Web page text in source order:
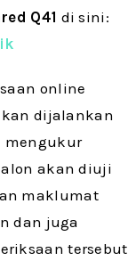
Q41 di sini:
online
dijalankan
mengukur
akan diuji
maklumat
dan juga
tersebut